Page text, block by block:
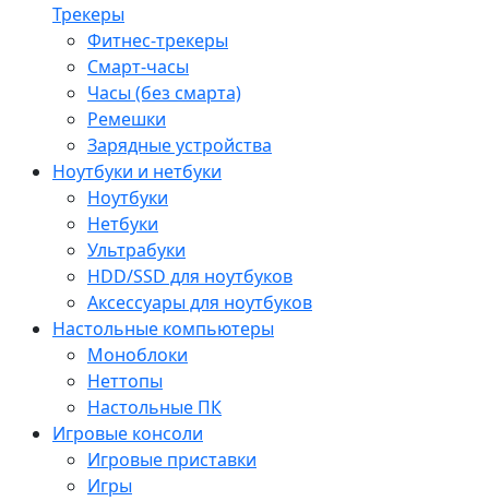
Трекеры
Фитнес-трекеры
Смарт-часы
Часы (без смарта)
Ремешки
Зарядные устройства
Ноутбуки и нетбуки
Ноутбуки
Нетбуки
Ультрабуки
HDD/SSD для ноутбуков
Аксессуары для ноутбуков
Настольные компьютеры
Моноблоки
Неттопы
Настольные ПК
Игровые консоли
Игровые приставки
Игры